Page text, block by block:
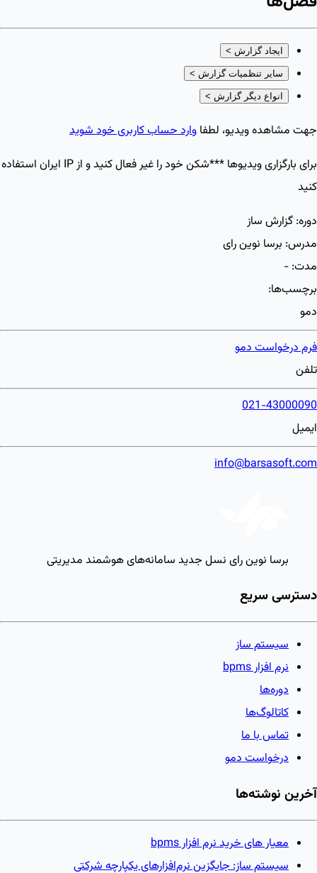
ایجاد گزارش >
سایر تنظمیات گزارش >
انواع دیگر گزارش >
جهت مشاهده ویدیو، لطفا وارد حساب کاربری خود شوید
برای بارگزاری ویدیو‌ها ***شکن خود را غیر فعال کنید و از IP ایران استفاده
کنید
دوره: گزارش ساز
مدرس: برسا نوین رای
مدت: -
برچسب‌ها:
دمو
فرم درخواست دمو
تلفن
021-43000090
ایمیل
info@barsasoft.com
برسا نوین رای نسل جدید سامانه‌های هوشمند مدیریتی
دسترسی سریع
سیستم ساز
نرم افزار bpms
دوره‌ها
کاتالوگ‌ها
تماس با ما
درخواست دمو
آخرین نوشته‌ها
معیار های خرید نرم افزار bpms
سیستم ساز: جایگزین نرم‌افزارهای یکپارچه شرکتی